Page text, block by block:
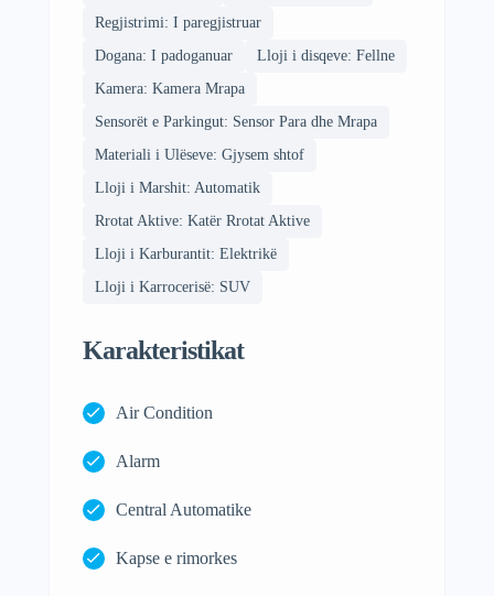
Regjistrimi: I paregjistruar
Dogana: I padoganuar
Lloji i disqeve: Fellne
Kamera: Kamera Mrapa
Sensorët e Parkingut: Sensor Para dhe Mrapa
Materiali i Ulëseve: Gjysem shtof
Lloji i Marshit: Automatik
Rrotat Aktive: Katër Rrotat Aktive
Lloji i Karburantit: Elektrikë
Lloji i Karrocerisë: SUV
Karakteristikat
Air Condition
Alarm
Central Automatike
Kapse e rimorkes